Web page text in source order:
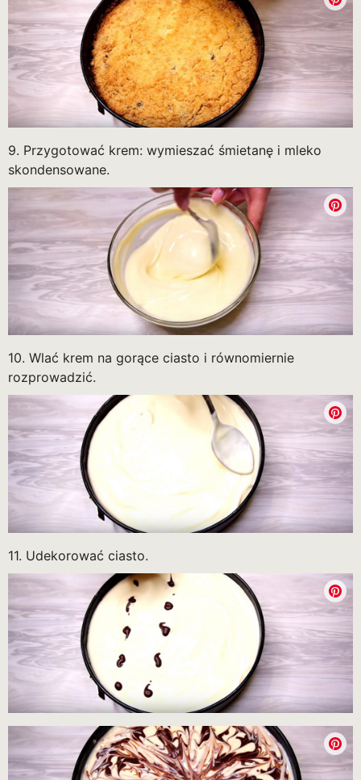
9. Przygotować krem: wymieszać śmietanę i mleko
skondensowane.
10. Wlać krem na gorące ciasto i równomiernie
rozprowadzić.
11. Udekorować ciasto.